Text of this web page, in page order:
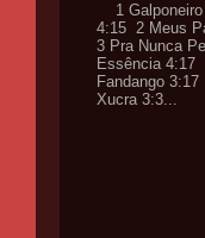
1 Galponeiro
4:15 2 Meus
3 Pra Nunca
Essência 4:17
Fandango
Xucra 3:3...